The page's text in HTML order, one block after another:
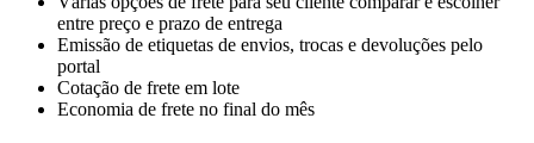
entre preço e prazo de entrega
Emissão de etiquetas de envios, trocas e devoluções pelo
portal
Cotação de frete em lote
Economia de frete no final do mês